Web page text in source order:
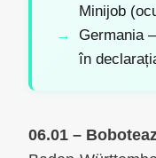
Minijob
Germania
în
06.01 –